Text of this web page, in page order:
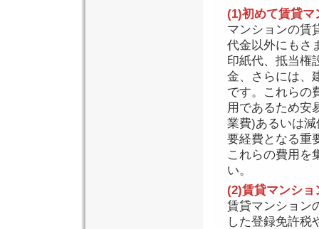
(1)初めて賃貸マ
マンションの賃
代金以外にもさ
印紙代、抵当権
金、さらには、
です。これらの
用であるため安
業費)あるいは
要経費となる重
これらの費用を
い。
(2)賃貸マンショ
賃貸マンション
した登録免許税